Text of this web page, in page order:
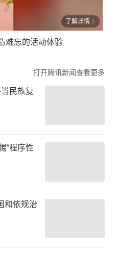
了解详情
难忘的活动体验
打开腾讯新闻查看更多
民族复
“程序性
和依规治